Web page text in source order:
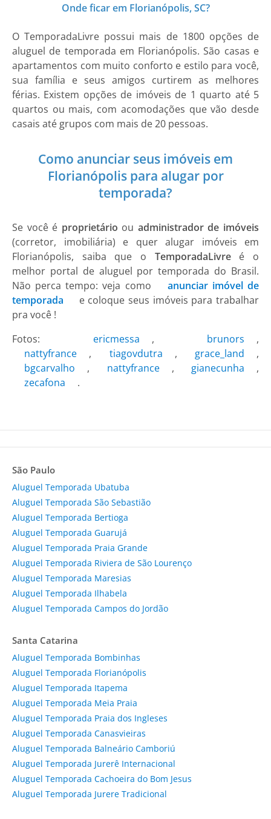
Onde ficar em Florianópolis, SC?
O TemporadaLivre possui mais de 1800 opções de
aluguel de temporada em Florianópolis. São casas e
apartamentos com muito conforto e estilo para você,
sua família e seus amigos curtirem as melhores
férias. Existem opções de imóveis de 1 quarto até 5
quartos ou mais, com acomodações que vão desde
casais até grupos com mais de 20 pessoas.
Como anunciar seus imóveis em
Florianópolis para alugar por
temporada?
Se você é proprietário ou administrador de imóveis
(corretor, imobiliária) e quer alugar imóveis em
Florianópolis, saiba que o TemporadaLivreé o
melhor portal de aluguel por temporada do Brasil.
Não perca tempo: veja como
anunciar imóvel de
temporada
e coloque seus imóveis para trabalhar
pra você !
Fotos:
ericmessa , brunors
,
nattyfrance
, tiagovdutra , grace_land
,
bgcarvalho
, nattyfrance , gianecunha
,
zecafona
.
São Paulo
Aluguel Temporada Ubatuba
Aluguel Temporada São Sebastião
Aluguel Temporada Bertioga
Aluguel Temporada Guarujá
Aluguel Temporada Praia Grande
Aluguel Temporada Riviera de São Lourenço
Aluguel Temporada Maresias
Aluguel Temporada Ilhabela
Aluguel Temporada Campos do Jordão
Santa Catarina
Aluguel Temporada Bombinhas
Aluguel Temporada Florianópolis
Aluguel Temporada Itapema
Aluguel Temporada Meia Praia
Aluguel Temporada Praia dos Ingleses
Aluguel Temporada Canasvieiras
Aluguel Temporada Balneário Camboriú
Aluguel Temporada Jurerê Internacional
Aluguel Temporada Cachoeira do Bom Jesus
Aluguel Temporada Jurere Tradicional